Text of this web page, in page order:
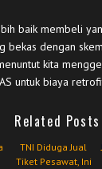
baik membeli
bekas dengan
kita
untuk biaya
Related Posts
TNI Diduga Jual
Tiket Pesawat, Ini